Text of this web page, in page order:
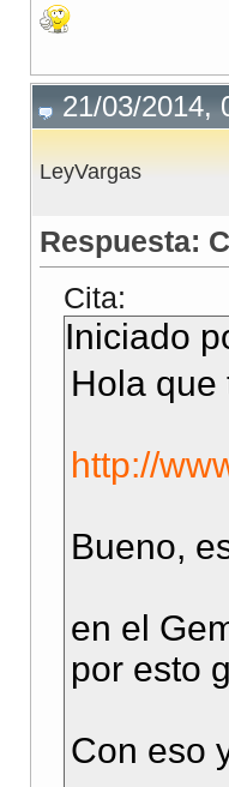
21/03/2014,
LeyVargas
Respuesta:
Cita:
Iniciado
Hola que
http://
Bueno,
en el
por esto
Con eso